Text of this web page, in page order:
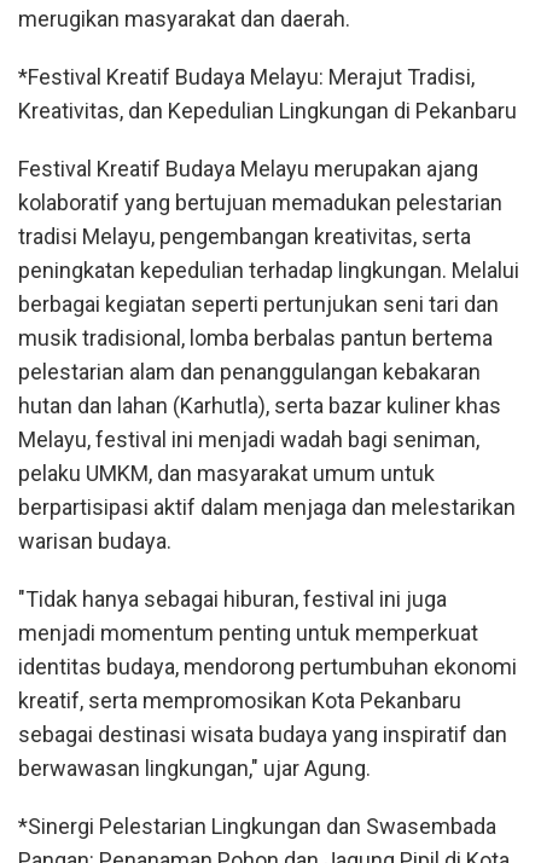
merugikan masyarakat dan daerah.
*Festival Kreatif Budaya Melayu: Merajut Tradisi,
Kreativitas, dan Kepedulian Lingkungan di Pekanbaru
Festival Kreatif Budaya Melayu merupakan ajang
kolaboratif yang bertujuan memadukan pelestarian
tradisi Melayu, pengembangan kreativitas, serta
peningkatan kepedulian terhadap lingkungan. Melalui
berbagai kegiatan seperti pertunjukan seni tari dan
musik tradisional, lomba berbalas pantun bertema
pelestarian alam dan penanggulangan kebakaran
hutan dan lahan (Karhutla), serta bazar kuliner khas
Melayu, festival ini menjadi wadah bagi seniman,
pelaku UMKM, dan masyarakat umum untuk
berpartisipasi aktif dalam menjaga dan melestarikan
warisan budaya.
"Tidak hanya sebagai hiburan, festival ini juga
menjadi momentum penting untuk memperkuat
identitas budaya, mendorong pertumbuhan ekonomi
kreatif, serta mempromosikan Kota Pekanbaru
sebagai destinasi wisata budaya yang inspiratif dan
berwawasan lingkungan," ujar Agung.
*Sinergi Pelestarian Lingkungan dan Swasembada